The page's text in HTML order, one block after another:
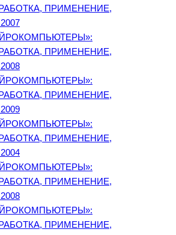
ПРИМЕНЕНИЕ,
ПРИМЕНЕНИЕ,
ПРИМЕНЕНИЕ,
ПРИМЕНЕНИЕ,
ПРИМЕНЕНИЕ,
ПРИМЕНЕНИЕ,